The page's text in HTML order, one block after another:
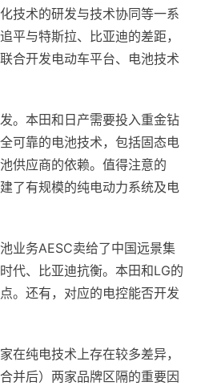
技术的研发与技术协同等一系
平与特斯拉、
比亚迪的差距，
合开发电动车平台、电池技术
。本田和日产需要投入重金钻
可靠的电池技术，包括固态电
供应商的依赖。值得注意的
了有规模的纯电动力系统及电
业务AESC卖给了中国远景集
代、比亚迪抗衡。本田和LG的
。还有，对应的电控能否开发
在纯电技术上存在较多差异，
并后）两家品牌区隔的重要因